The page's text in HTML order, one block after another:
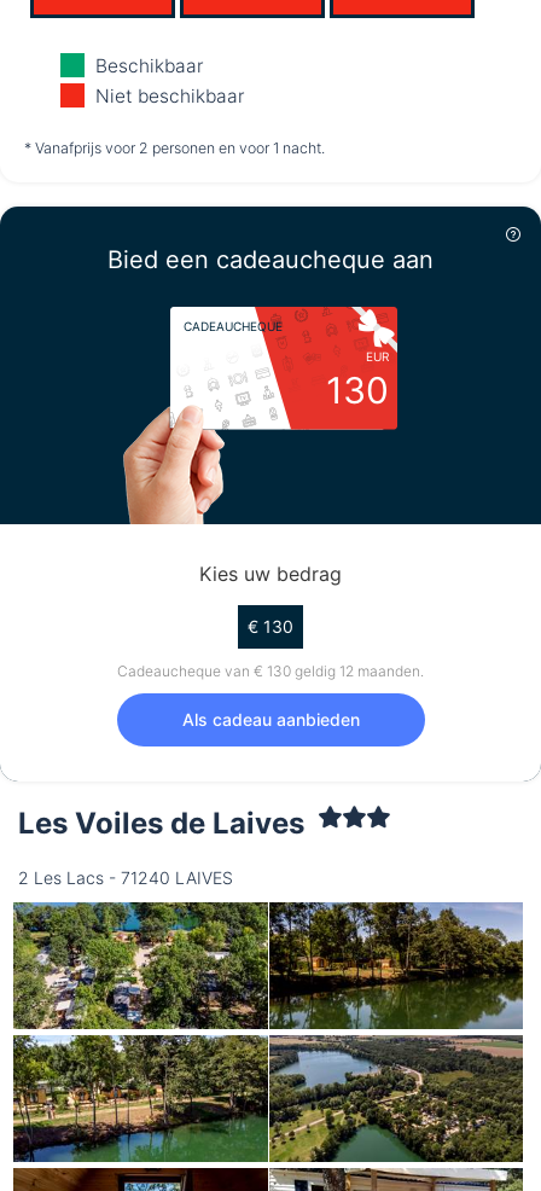
Dinsdag
11-8
beschikbaar
beschikbaar
14-8
niet
beschikbaar
Beschikbaar
Niet beschikbaar
* Vanafprijs voor 2 personen en voor 1 nacht.
Bied een cadeaucheque aan
CADEAUCHEQUE
EUR
130
Kies uw bedrag
€ 130
Cadeaucheque van € 130 geldig 12 maanden.
Als cadeau aanbieden
Les Voiles de Laives
2 Les Lacs - 71240 LAIVES